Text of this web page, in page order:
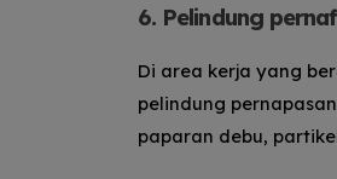
6. Pelindung
Di area kerja yang
pelindung
paparan debu,